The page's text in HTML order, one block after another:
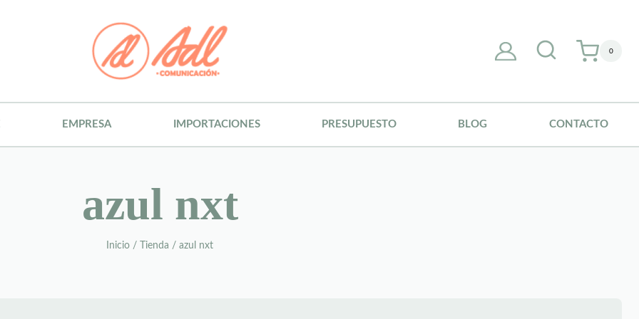
0
EMPRESA IMPORTACIONES PRESUPUESTO BLOG CONTACTO
azul nxt
Inicio / Tienda / azul nxt